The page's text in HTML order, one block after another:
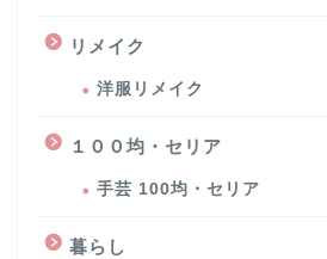
リメイク
洋服リメイク
１００均・セリア
手芸 100均・セリア
暮らし